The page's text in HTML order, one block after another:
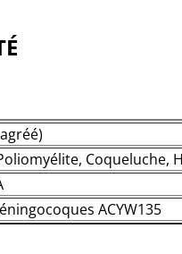
Coqueluche,
ACYW135